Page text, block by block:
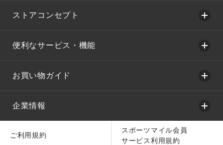
ストアコンセプト
便利なサービス・機能
お買い物ガイド
企業情報
ご利用規約
スポーツマイル会員
サービス利用規約